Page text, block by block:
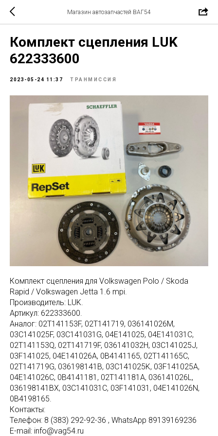
Магазин автозапчастей ВАГ54
Комплект сцепления LUK
622333600
2023-05-24 11:37 ТРАНМИССИЯ
Комплект сцепления для Volkswagen Polo / Skoda
Rapid / Volkswagen Jetta 1.6 mpi.
Производитель: LUK.
Артикул: 622333600.
Аналог: 02T141153F, 02T141719, 036141026M,
03C141025F, 03C141031G, 04E141025, 04E141031C,
02T141153Q, 02T141719F, 036141032H, 03C141025J,
03F141025, 04E141026A, 0B4141165, 02T141165C,
02T141719G, 036198141B, 03C141025K, 03F141025A,
04E141026C, 0B4141181, 02T141181A, 036141026L,
036198141BX, 03C141031C, 03F141031, 04E141026N,
0B4198165.
Контакты:
Телефон: 8 (383) 292-92-36 , WhatsApp 89139169236
E-mail: info@vag54.ru